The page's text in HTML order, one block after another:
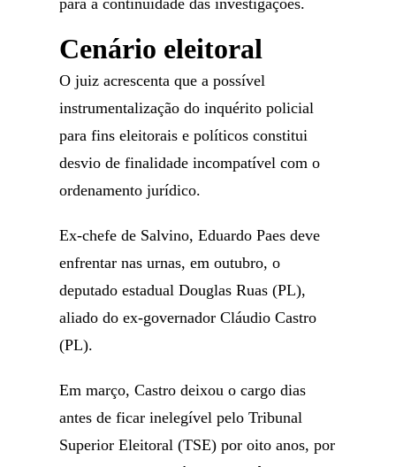
para a continuidade das investigações.
Cenário eleitoral
O juiz acrescenta que a possível
instrumentalização do inquérito policial
para fins eleitorais e políticos constitui
desvio de finalidade incompatível com o
ordenamento jurídico.
Ex-chefe de Salvino, Eduardo Paes deve
enfrentar nas urnas, em outubro, o
deputado estadual Douglas Ruas (PL),
aliado do ex-governador Cláudio Castro
(PL).
Em março, Castro deixou o cargo dias
antes de ficar inelegível pelo Tribunal
Superior Eleitoral (TSE) por oito anos, por